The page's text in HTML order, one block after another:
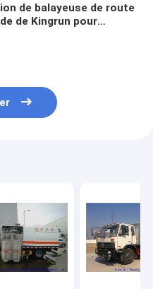
de balayeuse de route
de Kingrun pour